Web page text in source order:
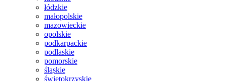
łódzkie
małopolskie
mazowieckie
opolskie
podkarpackie
podlaskie
pomorskie
śląskie
świętokrzyskie